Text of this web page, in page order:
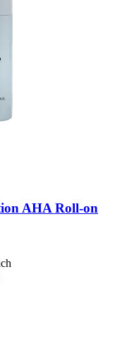
AHA Roll-​on